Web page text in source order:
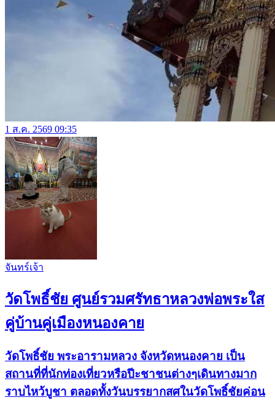
1 ส.ค. 2569 09:35
จันทร์เจ้า
วัดโพธิ์ชัย ศูนย์รวมศรัทธาหลวงพ่อพระใส
คู่บ้านคู่เมืองหนองคาย
วัดโพธิ์ชัย พระอารามหลวง จังหวัดหนองคาย เป็น
สถานที่ที่นักท่องเที่ยวหรือปีะชาชนต่างๆเดินทางมาก
ราบไหว้บูชา ตลอดทั้งวันบรรยากสศในวัดโพธิ์ชัยค่อน